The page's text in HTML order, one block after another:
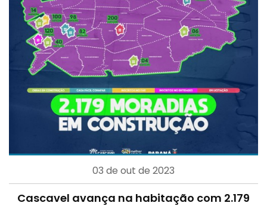
03 de out de 2023
Cascavel avança na habitação com 2.179